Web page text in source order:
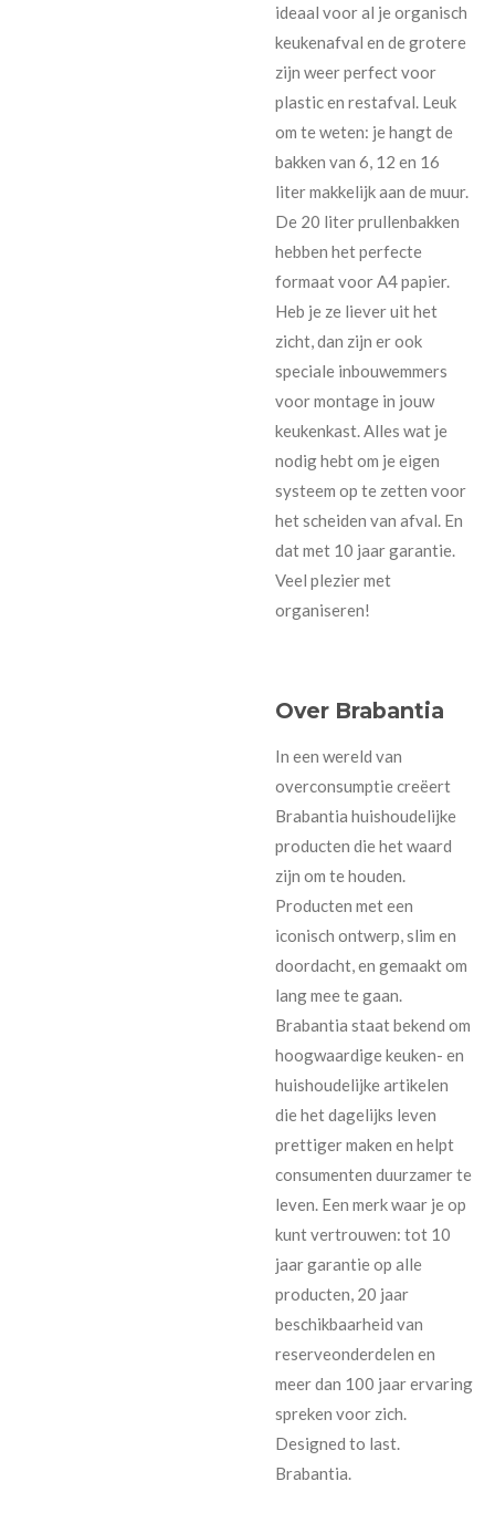
ideaal voor al je organisch
keukenafval en de grotere
zijn weer perfect voor
plastic en restafval. Leuk
om te weten: je hangt de
bakken van 6, 12 en 16
liter makkelijk aan de muur.
De 20 liter prullenbakken
hebben het perfecte
formaat voor A4 papier.
Heb je ze liever uit het
zicht, dan zijn er ook
speciale inbouwemmers
voor montage in jouw
keukenkast. Alles wat je
nodig hebt om je eigen
systeem op te zetten voor
het scheiden van afval. En
dat met 10 jaar garantie.
Veel plezier met
organiseren!
Over Brabantia
In een wereld van
overconsumptie creëert
Brabantia huishoudelijke
producten die het waard
zijn om te houden.
Producten met een
iconisch ontwerp, slim en
doordacht, en gemaakt om
lang mee te gaan.
Brabantia staat bekend om
hoogwaardige keuken- en
huishoudelijke artikelen
die het dagelijks leven
prettiger maken en helpt
consumenten duurzamer te
leven. Een merk waar je op
kunt vertrouwen: tot 10
jaar garantie op alle
producten, 20 jaar
beschikbaarheid van
reserveonderdelen en
meer dan 100 jaar ervaring
spreken voor zich.
Designed to last.
Brabantia.